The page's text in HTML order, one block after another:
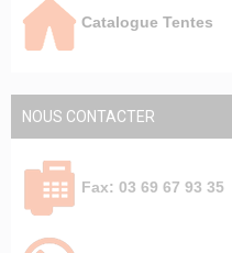
Catalogue Tentes
NOUS CONTACTER
Fax: 03 69 67 93 35